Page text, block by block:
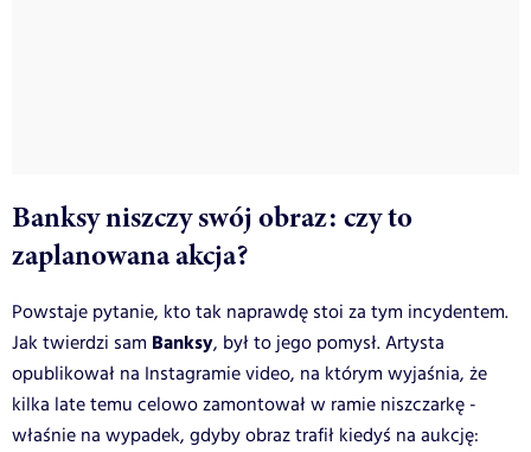
Banksy niszczy swój obraz: czy to
zaplanowana akcja?
Powstaje pytanie, kto tak naprawdę stoi za tym incydentem.
Jak twierdzi sam Banksy, był to jego pomysł. Artysta
opublikował na Instagramie video, na którym wyjaśnia, że
kilka late temu celowo zamontował w ramie niszczarkę -
właśnie na wypadek, gdyby obraz trafił kiedyś na aukcję: